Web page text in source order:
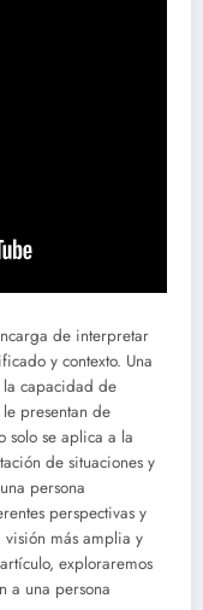
de interpretar
y contexto. Una
la capacidad de
presentan de
solo se aplica a la
de situaciones y
persona
perspectivas y
más amplia y
exploraremos
a una persona